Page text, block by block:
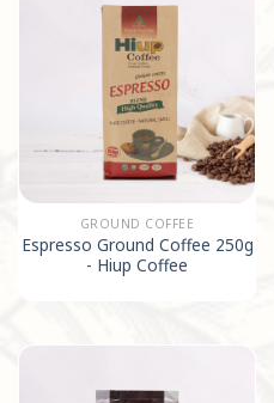
GROUND COFFEE
Espresso Ground Coffee 250g
- Hiup Coffee